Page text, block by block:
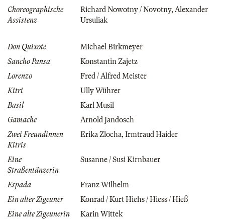
Choreographische
Assistenz
Richard Nowotny / Novotny,Alexander
Ursuliak
Don Quixote
Michael Birkmeyer
Sancho Pansa
Konstantin Zajetz
Lorenzo
Fred / Alfred Meister
Kitri
Ully Wührer
Basil
Karl Musil
Gamache
Arnold Jandosch
Zwei Freundinnen
Kitris
Erika Zlocha,Irmtraud Haider
Eine
Straßentänzerin
Susanne / Susi Kirnbauer
Espada
Franz Wilhelm
Ein alter Zigeuner
Konrad / Kurt Hiehs / Hiess / Hieß
Eine alte Zigeunerin
Karin Wittek